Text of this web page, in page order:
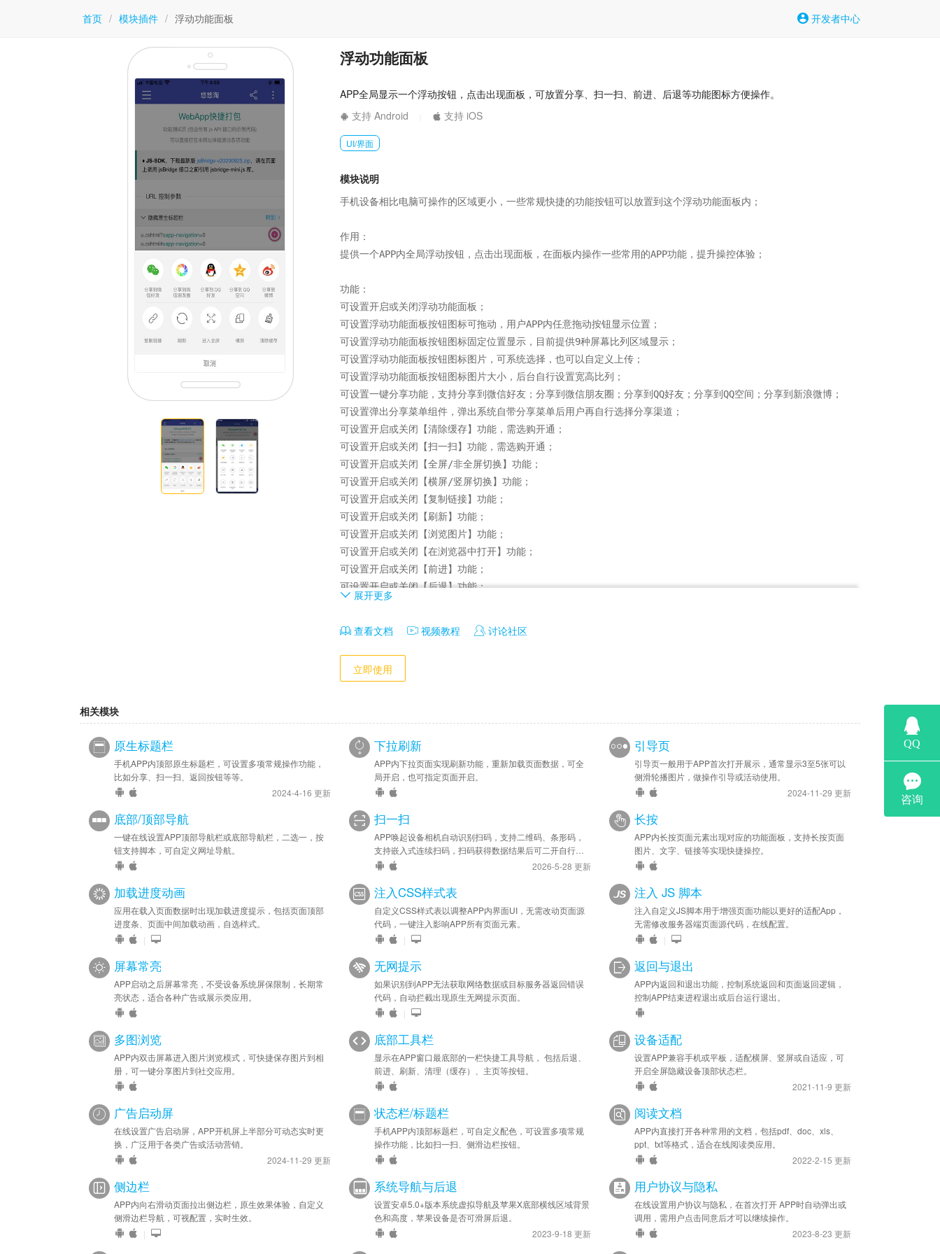
首页 / 模块插件 / 浮动功能面板 开发者中心
浮动功能面板
APP全局显示一个浮动按钮，点击出现面板，可放置分享、扫一扫、前进、后退等功能图标方便操作。
支持 Android
支持 iOS
UI/界面
模块说明
手机设备相比电脑可操作的区域更小，一些常规快捷的功能按钮可以放置到这个浮动功能面板内；
作用：
提供一个APP内全局浮动按钮，点击出现面板，在面板内操作一些常用的APP功能，提升操控体验；
功能：
可设置开启或关闭浮动功能面板；
可设置浮动功能面板按钮图标可拖动，用户APP内任意拖动按钮显示位置；
可设置浮动功能面板按钮图标固定位置显示，目前提供9种屏幕比列区域显示；
可设置浮动功能面板按钮图标图片，可系统选择，也可以自定义上传；
可设置浮动功能面板按钮图标图片大小，后台自行设置宽高比列；
可设置一键分享功能，支持分享到微信好友；分享到微信朋友圈；分享到QQ好友；分享到QQ空间；分享到新浪微博；
可设置弹出分享菜单组件，弹出系统自带分享菜单后用户再自行选择分享渠道；
可设置开启或关闭【清除缓存】功能，需选购开通；
可设置开启或关闭【扫一扫】功能，需选购开通；
可设置开启或关闭【全屏/非全屏切换】功能；
可设置开启或关闭【横屏/竖屏切换】功能；
可设置开启或关闭【复制链接】功能；
可设置开启或关闭【刷新】功能；
可设置开启或关闭【浏览图片】功能；
可设置开启或关闭【在浏览器中打开】功能；
可设置开启或关闭【前进】功能；
可设置开启或关闭【后退】功能；
可设置开启或关闭【回到首页】功能；
开发：
提供jsBridge.action开发方案，通过页面JS调用来实现自定义；
展开更多
查看文档 视频教程 讨论社区
立即使用
相关模块
原生标题栏
手机APP内顶部原生标题栏，可设置多项常规操作功能，
比如分享、扫一扫、返回按钮等等。
2024-4-16 更新
下拉刷新
APP内下拉页面实现刷新功能，重新加载页面数据，可全
局开启，也可指定页面开启。
引导页
引导页一般用于APP首次打开展示，通常显示3至5张可以
侧滑轮播图片，做操作引导或活动使用。
2024-11-29 更新
底部/顶部导航
一键在线设置APP顶部导航栏或底部导航栏，二选一，按
钮支持脚本，可自定义网址导航。
扫一扫
APP唤起设备相机自动识别扫码，支持二维码、条形码，
支持嵌入式连续扫码，扫码获得数据结果后可二开自行处
理。
2026-5-28 更新
长按
APP内长按页面元素出现对应的功能面板，支持长按页面
图片、文字、链接等实现快捷操控。
加载进度动画
应用在载入页面数据时出现加载进度提示，包括页面顶部
进度条、页面中间加载动画，自选样式。
|
注入CSS样式表
自定义CSS样式表以调整APP内界面UI，无需改动页面源
代码，一键注入影响APP所有页面元素。
|
注入 JS 脚本
注入自定义JS脚本用于增强页面功能以更好的适配App，
无需修改服务器端页面源代码，在线配置。
|
屏幕常亮
APP启动之后屏幕常亮，不受设备系统屏保限制，长期常
亮状态，适合各种广告或展示类应用。
无网提示
如果识别到APP无法获取网络数据或目标服务器返回错误
代码，自动拦截出现原生无网提示页面。
|
返回与退出
APP内返回和退出功能，控制系统返回和页面返回逻辑，
控制APP结束进程退出或后台运行退出。
多图浏览
APP内双击屏幕进入图片浏览模式，可快捷保存图片到相
册，可一键分享图片到社交应用。
底部工具栏
显示在APP窗口最底部的一栏快捷工具导航， 包括后退、
前进、刷新、清理（缓存）、主页等按钮。
设备适配
设置APP兼容手机或平板，适配横屏、竖屏或自适应，可
开启全屏隐藏设备顶部状态栏。
2021-11-9 更新
广告启动屏
在线设置广告启动屏，APP开机屏上半部分可动态实时更
换，广泛用于各类广告或活动营销。
2024-11-29 更新
状态栏/标题栏
手机APP内顶部标题栏，可自定义配色，可设置多项常规
操作功能，比如扫一扫、侧滑边栏按钮。
阅读文档
APP内直接打开各种常用的文档，包括pdf、doc、xls、
ppt、txt等格式，适合在线阅读类应用。
2022-2-15 更新
侧边栏
APP内向右滑动页面拉出侧边栏，原生效果体验，自定义
侧滑边栏导航，可视配置，实时生效。
|
系统导航与后退
设置安卓5.0+版本系统虚拟导航及苹果X底部横线区域背景
色和高度，苹果设备是否可滑屏后退。
2023-9-18 更新
用户协议与隐私
在线设置用户协议与隐私，在首次打开 APP时自动弹出或
调用，需用户点击同意后才可以继续操作。
2023-8-23 更新